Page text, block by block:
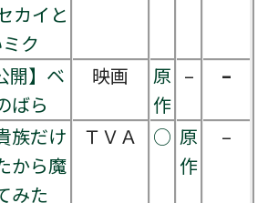
カイと
ク
開】ベ
ばら
映画
原
作
– –
族だけ
から魔
みた
ＴＶＡ ○ 原
作
–